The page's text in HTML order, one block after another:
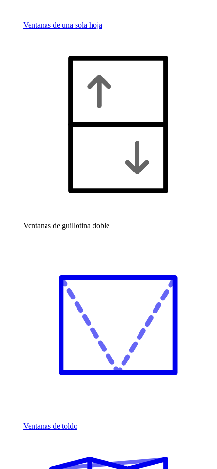
Ventanas de una sola hoja
Ventanas de guillotina doble
Ventanas de toldo